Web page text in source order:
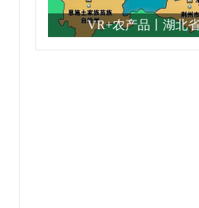
VR+农产品丨湖北